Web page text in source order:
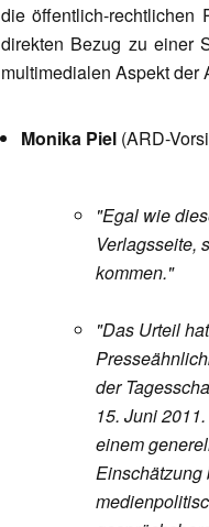
die öffentlich-rechtlichen
direkten Bezug zu einer
multimedialen Aspekt der
Monika Piel (ARD-
"Egal wie
Verlagsseite,
kommen."
"Das Urteil
der
15. Juni
einem
Einschätzung